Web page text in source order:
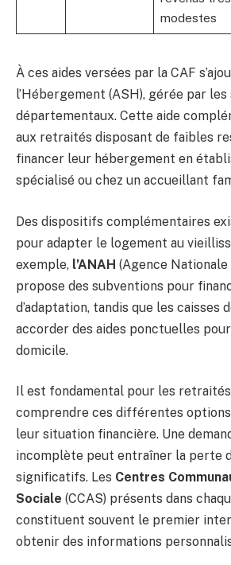
modestes
À ces aides versées par la CAF
l’Hébergement (ASH), gérée par les
départementaux. Cette aide
aux retraités disposant de faibles
financer leur hébergement en
spécialisé ou chez un accueillant
Des dispositifs complémentaires
pour adapter le logement au
exemple, l’ANAH (Agence Nationale
propose des subventions pour
d’adaptation, tandis que les caisses
accorder des aides ponctuelles
domicile.
Il est fondamental pour les
comprendre ces différentes options
leur situation financière. Une
incomplète peut entraîner la perte
significatifs. Les Centres
Sociale (CCAS) présents dans
constituent souvent le premier
obtenir des informations